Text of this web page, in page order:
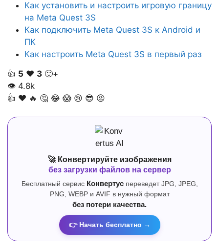
Как установить и настроить игровую границу
на Meta Quest 3S
Как подключить Meta Quest 3S к Android и
ПК
Как настроить Meta Quest 3S в первый раз
👍 5 ❤️ 3 🙂+
👁 4.8k
👍 ❤️ 🔥 🤔 😂 😱 😢 😎 😡
🚀 Конвертируйте изображения
без загрузки файлов на сервер
Бесплатный сервис Конвертуспереведет JPG, JPEG,
PNG, WEBP и AVIF в нужный формат
без потери качества.
👉 Начать бесплатно →